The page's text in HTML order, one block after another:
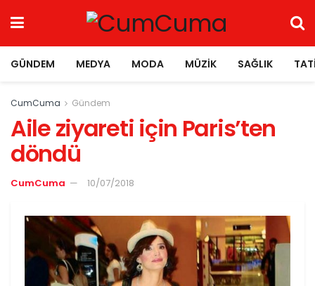
GÜNDEM MEDYA MODA MÜZIK SAĞLIK
CumCuma Gündem
Aile ziyareti için Paris’ten
döndü
CumCuma 10/07/2018